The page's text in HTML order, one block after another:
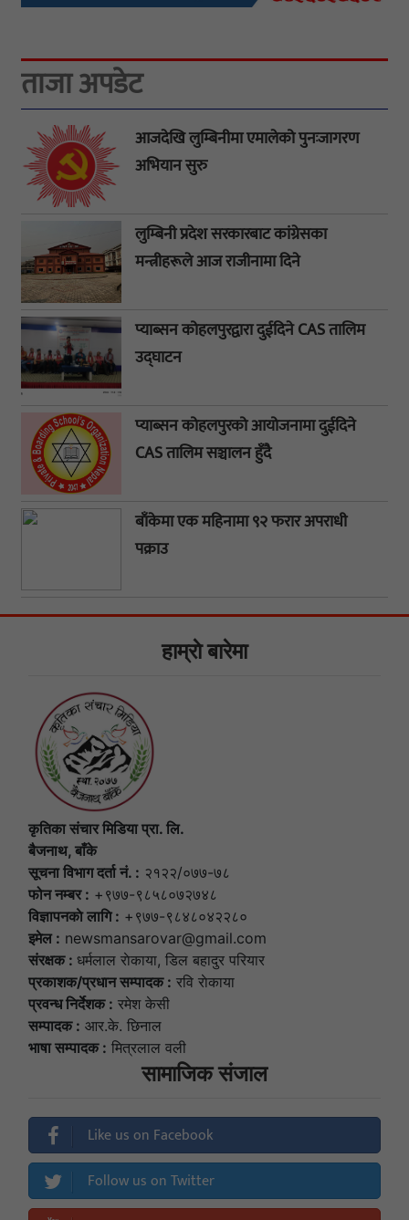
ताजा अपडेट
आजदेखि लुम्बिनीमा एमालेको पुनःजागरण
अभियान सुरु
लुम्बिनी प्रदेश सरकारबाट कांग्रेसका
मन्त्रीहरूले आज राजीनामा दिने
प्याब्सन कोहलपुरद्वारा दुईदिने CAS तालिम
उद्घाटन
प्याब्सन कोहलपुरको आयोजनामा दुईदिने
CAS तालिम सञ्चालन हुँदै
बाँकेमा एक महिनामा ९२ फरार अपराधी
पक्राउ
हाम्राे बारेमा
कृतिका संचार मिडिया प्रा. लि.
बैजनाथ, बाँके
सूचना विभाग दर्ता नं. : २१२२/०७७-७८
फोन नम्बर : +९७७-९८५८०७२७४८
विज्ञापनकाे लागि : +९७७-९८४८०४२२८०
इमेल : newsmansarovar@gmail.com
संरक्षक : धर्मलाल राेकाया, डिल बहादुर परियार
प्रकाशक/प्रधान सम्पादक : रवि राेकाया
प्रवन्ध निर्देशक : रमेश केसी
सम्पादक : आर.के. छिनाल
भाषा सम्पादक : मित्रलाल वली
सामाजिक संजाल
Like us on Facebook
Follow us on Twitter